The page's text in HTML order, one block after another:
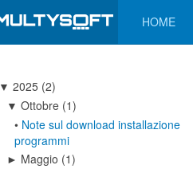
HOME
▼ 2025 (2)
▼ Ottobre (1)
• Note sul download installazione
programmi
► Maggio (1)